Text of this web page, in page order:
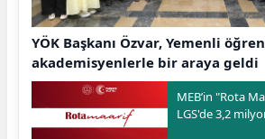
YÖK Başkanı Özvar, Yemenli
akademisyenlerle bir araya geldi
MEB’in "Rota
LGS'de 3,2